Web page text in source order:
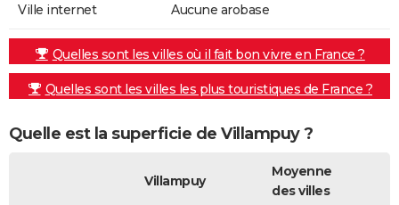
Ville internet Aucune arobase
Quelles sont les villes où il fait bon vivre en France ?
Quelles sont les villes les plus touristiques de France ?
Quelle est la superficie de Villampuy ?
Villampuy
Moyenne
des villes